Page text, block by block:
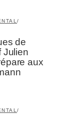
/
de
Julien
aux
/